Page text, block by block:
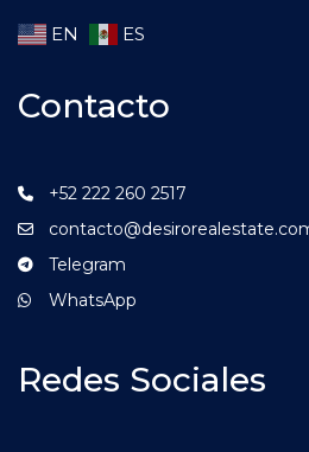
EN ES
Contacto
+52 222 260 2517
Telegram
WhatsApp
Redes Sociales